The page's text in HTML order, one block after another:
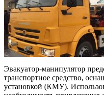
Эвакуатор-манипулятор
транспортное средство,
установкой (КМУ).